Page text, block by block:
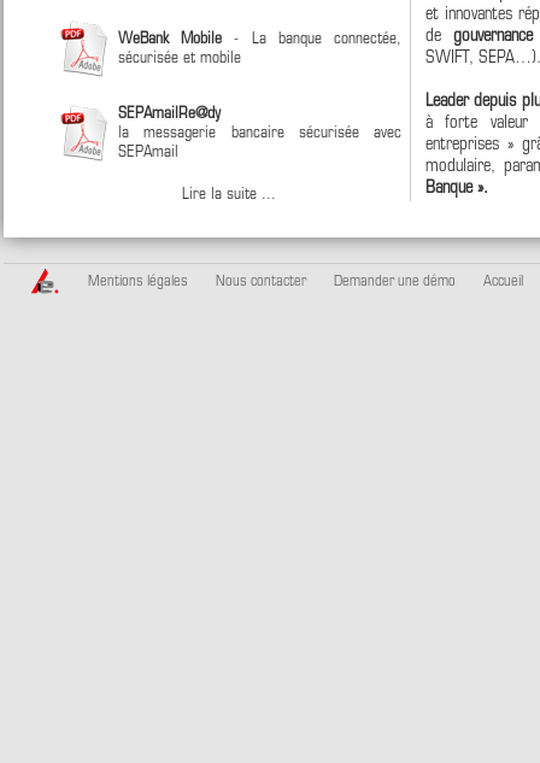
WeBank Mobile- La banque connectée,
sécurisée et mobile
SEPAmailRe@dy
la messagerie bancaire sécurisée avec
SEPAmail
Lire la suite ...
et innovantes
de
SWIFT, SEPA…).
Leader depuis
à forte valeur
entreprises »
modulaire,
Banque ».
Mentions légales Nous contacter Demander une démo Accueil